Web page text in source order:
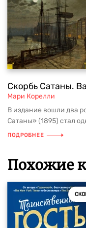
Скорбь Сатаны.
Мари Корелли
В издание вошли два
Сатаны» (1895) стал
ПОДРОБНЕЕ
Похожие